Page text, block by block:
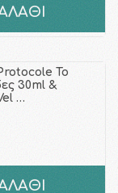
To
30ml &
…